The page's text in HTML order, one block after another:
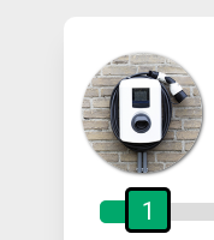
1